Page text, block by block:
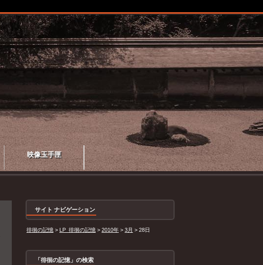
映像玉手匣
サイト ナビゲーション
徘徊の記憶 > LP_徘徊の記憶 > 2010年 > 3月 > 28日
「徘徊の記憶」の検索